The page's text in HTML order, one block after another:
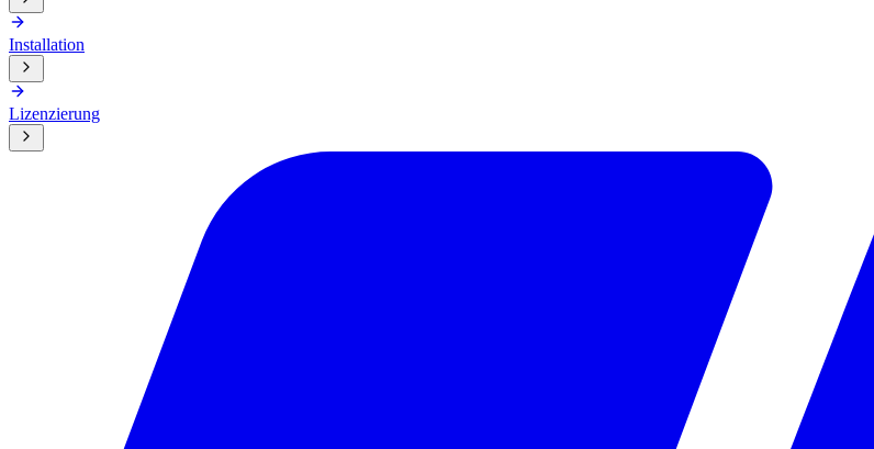
Installation
Lizenzierung